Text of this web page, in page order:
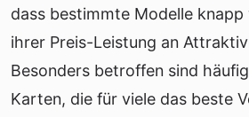
dass bestimmte Modelle
ihrer Preis-Leistung an
Besonders betroffen sind
Karten, die für viele das beste